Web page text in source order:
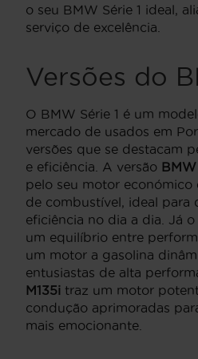
o seu BMW Série 1 ideal,
serviço de excelência.
Versões do
O BMW Série 1 é um
mercado de usados em
versões que se destacam
e eficiência. A versão BMW
pelo seu motor económico
de combustível, ideal para
eficiência no dia a dia. Já o
um equilíbrio entre
um motor a gasolina
entusiastas de alta
M135i traz um motor
condução aprimoradas
mais emocionante.